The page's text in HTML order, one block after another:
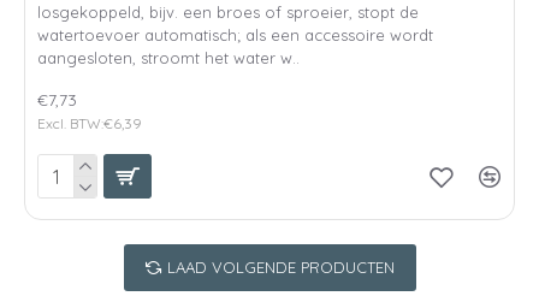
losgekoppeld, bijv. een broes of sproeier, stopt de
watertoevoer automatisch; als een accessoire wordt
aangesloten, stroomt het water w..
€7,73
Excl. BTW:€6,39
LAAD VOLGENDE PRODUCTEN